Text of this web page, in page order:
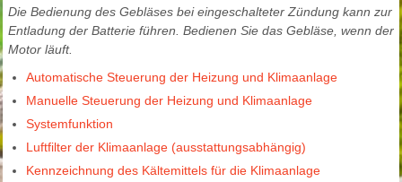
Die Bedienung des Gebläses bei eingeschalteter Zündung kann zur
Entladung der Batterie führen. Bedienen Sie das Gebläse, wenn der
Motor läuft.
Automatische Steuerung der Heizung und Klimaanlage
Manuelle Steuerung der Heizung und Klimaanlage
Systemfunktion
Luftfilter der Klimaanlage (ausstattungsabhängig)
Kennzeichnung des Kältemittels für die Klimaanlage